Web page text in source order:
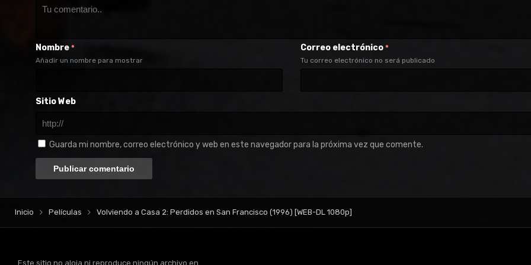
Nombre *
Añadir un nombre para mostrar
Correo electrónico *
Tu correo electrónico no será publicado
Sitio Web
Guarda mi nombre, correo electrónico y web en este navegador para la próxima vez que comente.
Inicio Películas Volviendo a Casa 2: Perdidos en San Francisco (1996) [WEB-DL 1080p]
Este sitio no aloja ni reproduce ningún archivo en